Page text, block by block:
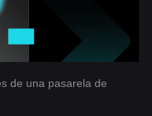
de una pasarela de